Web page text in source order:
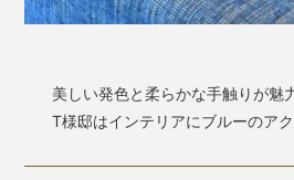
美しい発色と柔らかな手触りが魅
T様邸はインテリアにブルーのア